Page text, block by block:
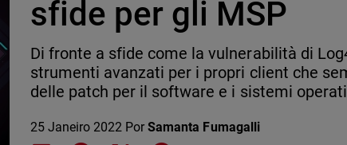
sfide per gli MSP
Di fronte a sfide come la vulnerabilità di
strumenti avanzati per i propri client che
delle patch per il software e i sistemi
25 Janeiro 2022 PorSamanta Fumagalli